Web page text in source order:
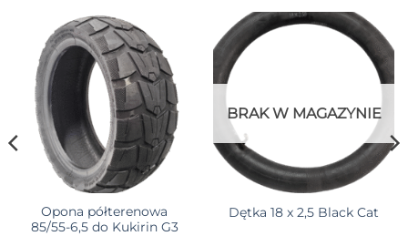
Opona półterenowa
85/55-6,5 do Kukirin G3
BRAK W MAGAZYNIE
Dętka 18 x 2,5 Black Cat